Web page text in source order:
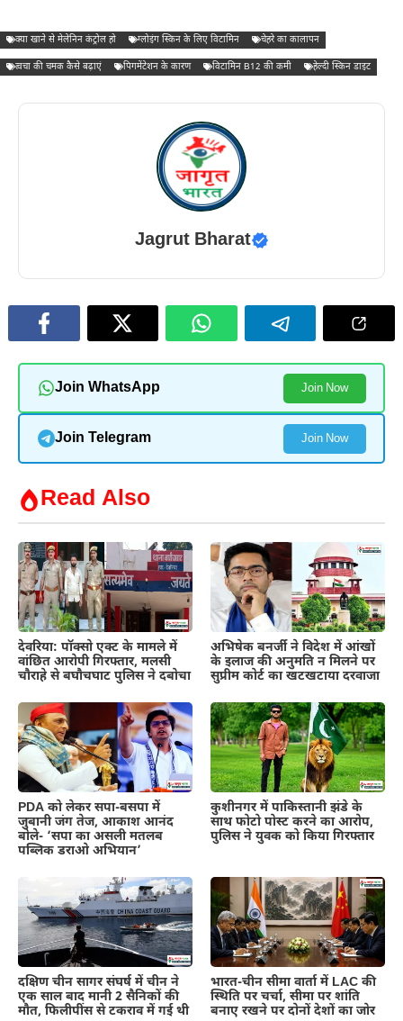
क्या खाने से मेलेनिन कंट्रोल हो ग्लोइंग स्किन के लिए विटामिन चेहरे का कालापन
त्वचा की चमक कैसे बढ़ाएं पिगमेंटेशन के कारण विटामिन B12 की कमी हेल्दी स्किन डाइट
Jagrut Bharat
Join WhatsApp Join Now
Join Telegram Join Now
Read Also
देवरिया: पॉक्सो एक्ट के मामले में
वांछित आरोपी गिरफ्तार, मलसी
चौराहे से बघौचघाट पुलिस ने दबोचा
अभिषेक बनर्जी ने विदेश में आंखों
के इलाज की अनुमति न मिलने पर
सुप्रीम कोर्ट का खटखटाया दरवाजा
PDA को लेकर सपा-बसपा में
जुबानी जंग तेज, आकाश आनंद
बोले- ‘सपा का असली मतलब
पब्लिक डराओ अभियान’
कुशीनगर में पाकिस्तानी झंडे के
साथ फोटो पोस्ट करने का आरोप,
पुलिस ने युवक को किया गिरफ्तार
दक्षिण चीन सागर संघर्ष में चीन ने
एक साल बाद मानी 2 सैनिकों की
मौत, फिलीपींस से टकराव में गई थी
भारत-चीन सीमा वार्ता में LAC की
स्थिति पर चर्चा, सीमा पर शांति
बनाए रखने पर दोनों देशों का जोर